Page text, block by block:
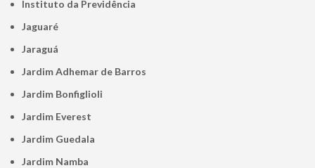
Instituto da Previdência
Jaguaré
Jaraguá
Jardim Adhemar de Barros
Jardim Bonfiglioli
Jardim Everest
Jardim Guedala
Jardim Namba